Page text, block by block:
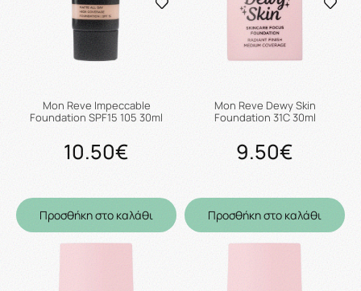
Mon Reve Impeccable
Foundation SPF15 105 30ml
10.50€
Προσθήκη στο καλάθι
Mon Reve Dewy Skin
Foundation 31C 30ml
9.50€
Προσθήκη στο καλάθι